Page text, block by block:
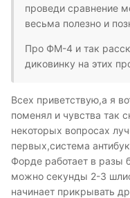
проведи сравнение
весьма полезно и
Про ФМ-4 и так
диковинку на этих
Всех приветствую,а я
поменял и чувства так
некоторых вопросах
первых,система
Форде работает в разы
можно секунды 2-3
начинает прикрывать